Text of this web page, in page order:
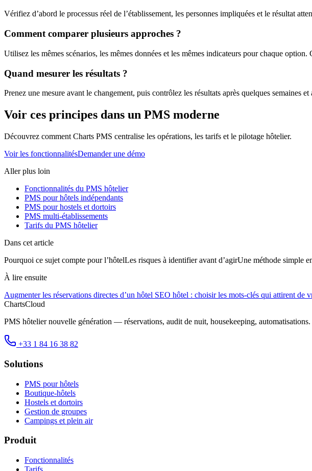
Vérifiez d’abord le processus réel de l’établissement, les personnes impliquées et le résultat
Comment comparer plusieurs approches ?
Utilisez les mêmes scénarios, les mêmes données et les mêmes indicateurs pour chaque
Quand mesurer les résultats ?
Prenez une mesure avant le changement, puis contrôlez les résultats après quelques semaines
Voir ces principes dans un PMS moderne
Découvrez comment Charts PMS centralise les opérations, les tarifs et le pilotage hôtelier.
Voir les fonctionnalitésDemander une démo
Aller plus loin
Fonctionnalités du PMS hôtelier
PMS pour hôtels indépendants
PMS pour hostels et dortoirs
PMS multi-établissements
Tarifs du PMS hôtelier
Dans cet article
Pourquoi ce sujet compte pour l’hôtelLes risques à identifier avant d’agirUne méthode simple
À lire ensuite
Augmenter les réservations directes d’un hôtel SEO hôtel : choisir les mots-clés qui attirent de
ChartsCloud
PMS hôtelier nouvelle génération — réservations, audit de nuit, housekeeping, automatisations.
+33 1 84 16 38 82
Solutions
PMS pour hôtels
Boutique-hôtels
Hostels et dortoirs
Gestion de groupes
Campings et plein air
Produit
Fonctionnalités
Tarifs